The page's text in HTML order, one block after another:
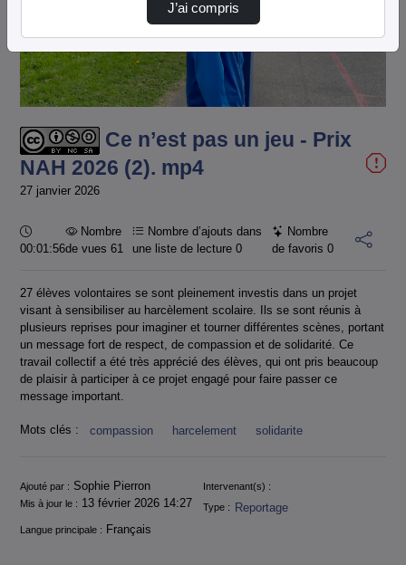
Lire
la
vidéo
Ce n’est pas un jeu - Prix
NAH 2026 (2). mp4
27 janvier 2026
Durée :
00:01:56
Nombre
de vues 61
Nombre d’ajouts dans
une liste de lecture0
Nombre
de favoris 0
27 élèves volontaires se sont pleinement investis dans un projet
visant à sensibiliser au harcèlement scolaire. Ils se sont réunis à
plusieurs reprises pour imaginer et tourner différentes scènes, portant
un message fort de respect, de compassion et de solidarité. Ce
travail collectif a été très apprécié des élèves, qui ont pris beaucoup
de plaisir à participer à ce projet engagé pour faire passer ce
message important.
Mots clés : compassion harcelement solidarite
Informations
Ajouté par : Sophie Pierron
Intervenant(s) :
Mis à jour le : 13 février 2026 14:27 Type : Reportage
Langue principale : Français
J’ai compris